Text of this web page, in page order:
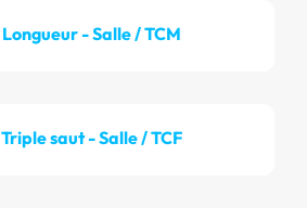
Longueur - Salle / TCM
Triple saut - Salle / TCF